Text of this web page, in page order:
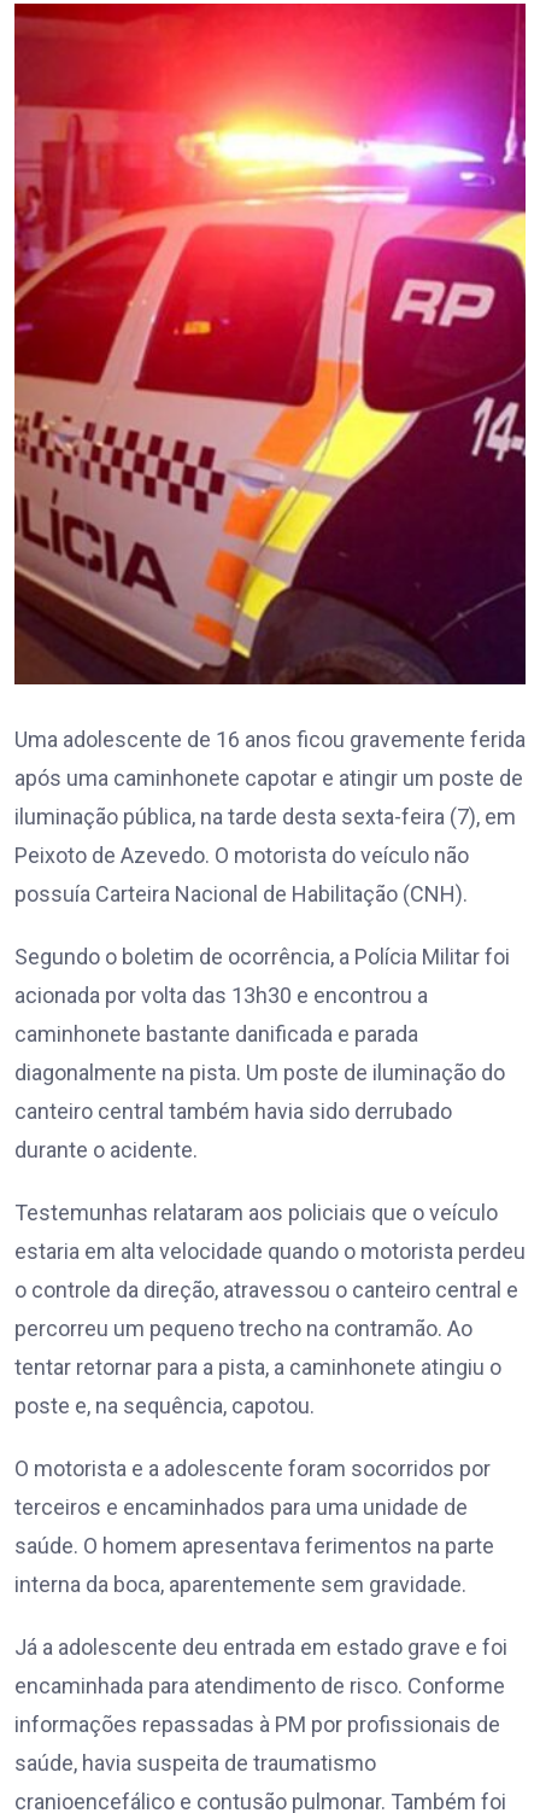
Uma adolescente de 16 anos ficou gravemente ferida
após uma caminhonete capotar e atingir um poste de
iluminação pública, na tarde desta sexta-feira (7), em
Peixoto de Azevedo. O motorista do veículo não
possuía Carteira Nacional de Habilitação (CNH).
Segundo o boletim de ocorrência, a Polícia Militar foi
acionada por volta das 13h30 e encontrou a
caminhonete bastante danificada e parada
diagonalmente na pista. Um poste de iluminação do
canteiro central também havia sido derrubado
durante o acidente.
Testemunhas relataram aos policiais que o veículo
estaria em alta velocidade quando o motorista perdeu
o controle da direção, atravessou o canteiro central e
percorreu um pequeno trecho na contramão. Ao
tentar retornar para a pista, a caminhonete atingiu o
poste e, na sequência, capotou.
O motorista e a adolescente foram socorridos por
terceiros e encaminhados para uma unidade de
saúde. O homem apresentava ferimentos na parte
interna da boca, aparentemente sem gravidade.
Já a adolescente deu entrada em estado grave e foi
encaminhada para atendimento de risco. Conforme
informações repassadas à PM por profissionais de
saúde, havia suspeita de traumatismo
cranioencefálico e contusão pulmonar. Também foi